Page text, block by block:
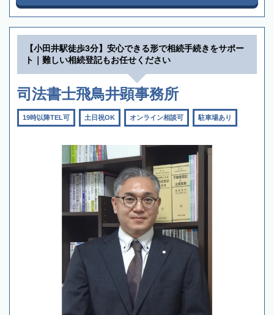
【小田井駅徒歩3分】安心できる形で相続手続きをサポー
ト｜難しい相続登記もお任せください
司法書士飛鳥井顕事務所
19時以降TEL可 土日祝OK オンライン相談可 駐車場あり